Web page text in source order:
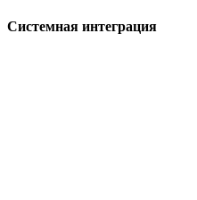
Системная интеграция